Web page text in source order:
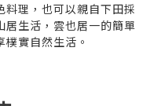
理，也可以親自下田採
居生活，雲也居一的簡單
實自然生活。